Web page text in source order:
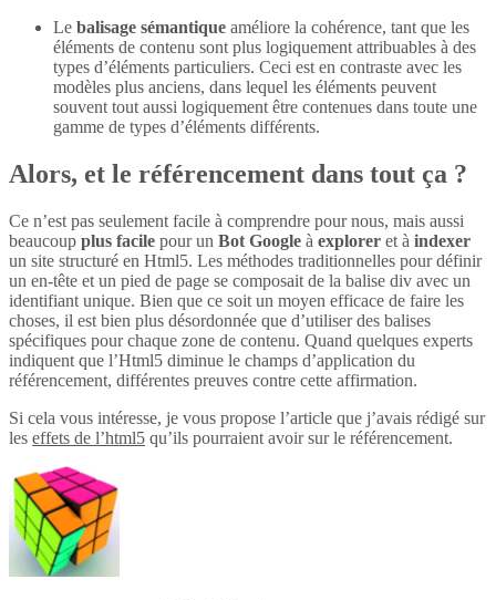
Le balisage sémantique améliore la cohérence, tant que les
éléments de contenu sont plus logiquement attribuables à des
types d’éléments particuliers. Ceci est en contraste avec les
modèles plus anciens, dans lequel les éléments peuvent
souvent tout aussi logiquement être contenues dans toute une
gamme de types d’éléments différents.
Alors, et le référencement dans tout ça ?
Ce n’est pas seulement facile à comprendre pour nous, mais aussi
beaucoup plus facile pour un Bot Google à explorer et à indexer
un site structuré en Html5. Les méthodes traditionnelles pour définir
un en-tête et un pied de page se composait de la balise div avec un
identifiant unique. Bien que ce soit un moyen efficace de faire les
choses, il est bien plus désordonnée que d’utiliser des balises
spécifiques pour chaque zone de contenu. Quand quelques experts
indiquent que l’Html5 diminue le champs d’application du
référencement, différentes preuves contre cette affirmation.
Si cela vous intéresse, je vous propose l’article que j’avais rédigé sur
les effets de l’html5 qu’ils pourraient avoir sur le référencement.